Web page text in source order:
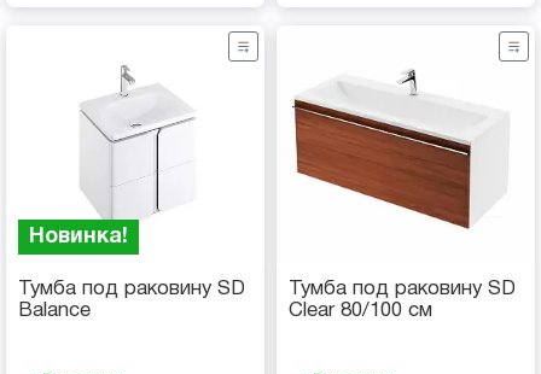
Новинка!
Тумба под раковину SD
Balance
Тумба под раковину SD
Clear 80/100 см